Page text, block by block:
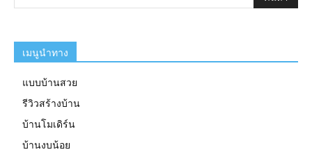
เมนูนำทาง
แบบบ้านสวย
รีวิวสร้างบ้าน
บ้านโมเดิร์น
บ้านงบน้อย